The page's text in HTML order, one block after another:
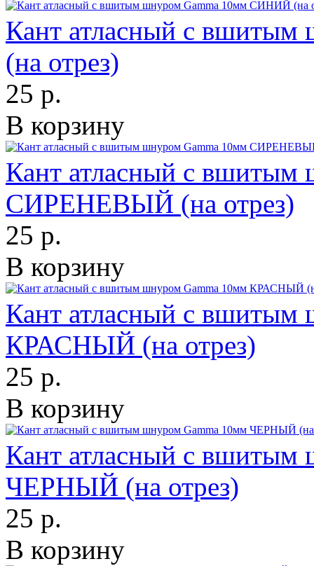
Кант атласный с
(на отрез)
25 р.
В корзину
Кант атласный с
СИРЕНЕВЫЙ (на отрез)
25 р.
В корзину
Кант атласный с
КРАСНЫЙ (на отрез)
25 р.
В корзину
Кант атласный с
ЧЕРНЫЙ (на отрез)
25 р.
В корзину